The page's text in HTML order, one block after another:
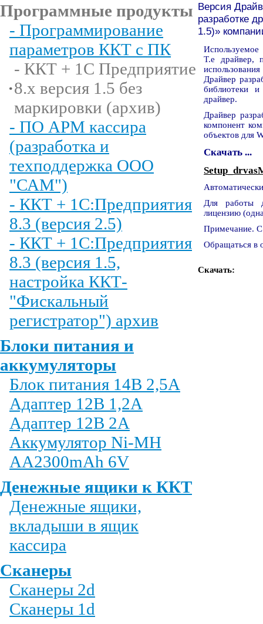
Программные продукты
- Программирование
параметров ККТ с ПК
- ККТ + 1С Предприятие
8.х версия 1.5 без
маркировки (архив)
- ПО АРМ кассира
(разработка и
техподдержка ООО
"САМ")
- ККТ + 1С:Предприятия
8.3 (версия 2.5)
- ККТ + 1С:Предприятия
8.3 (версия 1.5,
настройка ККТ-
"Фискальный
регистратор") архив
Блоки питания и
аккумуляторы
Блок питания 14В 2,5А
Адаптер 12В 1,2А
Адаптер 12В 2А
Аккумулятор Ni-MH
AA2300mAh 6V
Денежные ящики к ККТ
Денежные ящики,
вкладыши в ящик
кассира
Сканеры
Сканеры 2d
Сканеры 1d
Версия
разработке
1.5)»
Т.е драйвер,
Драйвер
библиотеки
драйвер.
Драйвер
компонент
объектов для
Скачать ...
Для работы
лицензию
Примечание. С
Обращаться в
Скачать: